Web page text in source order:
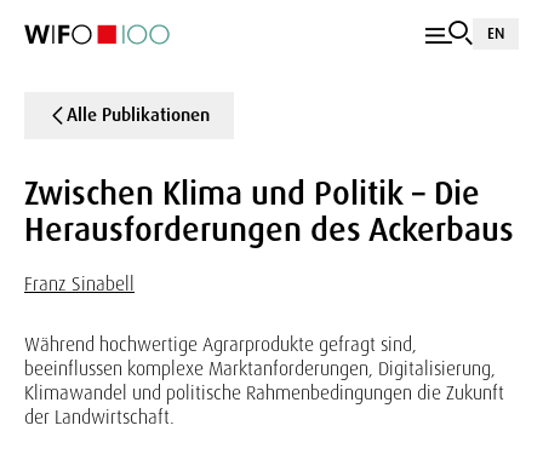
EN
Alle Publikationen
Zwischen Klima und Politik – Die
Herausforderungen des Ackerbaus
Franz Sinabell
Während hochwertige Agrarprodukte gefragt sind,
beeinflussen komplexe Marktanforderungen, Digitalisierung,
Klimawandel und politische Rahmenbedingungen die Zukunft
der Landwirtschaft.